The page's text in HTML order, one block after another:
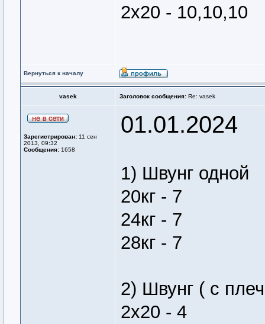
2х20 - 10,10,10
Вернуться к началу
vasek Заголовок сообщения: Re: vasek
Зарегистрирован: 11 сен
2013, 09:32
Сообщения: 1658
01.01.2024
1) Швунг одной
20кг - 7
24кг - 7
28кг - 7
2) Швунг ( с
2х20 - 4